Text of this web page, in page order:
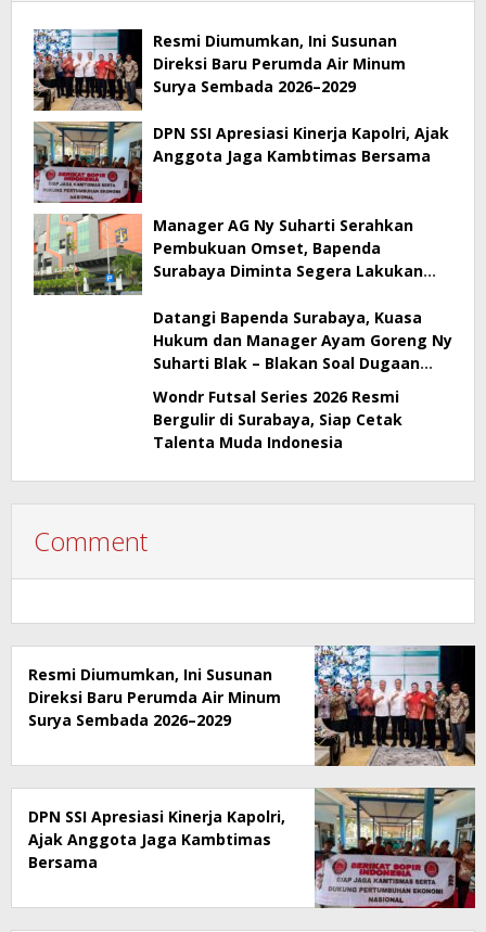
Resmi Diumumkan, Ini Susunan
Direksi Baru Perumda Air Minum
Surya Sembada 2026–2029
DPN SSI Apresiasi Kinerja Kapolri, Ajak
Anggota Jaga Kambtimas Bersama
Manager AG Ny Suharti Serahkan
Pembukuan Omset, Bapenda
Surabaya Diminta Segera Lakukan
Datangi Bapenda Surabaya, Kuasa
Hukum dan Manager Ayam Goreng Ny
Suharti Blak – Blakan Soal Dugaan
Wondr Futsal Series 2026 Resmi
Bergulir di Surabaya, Siap Cetak
Talenta Muda Indonesia
Comment
Resmi Diumumkan, Ini Susunan
Direksi Baru Perumda Air Minum
Surya Sembada 2026–2029
DPN SSI Apresiasi Kinerja Kapolri,
Ajak Anggota Jaga Kambtimas
Bersama